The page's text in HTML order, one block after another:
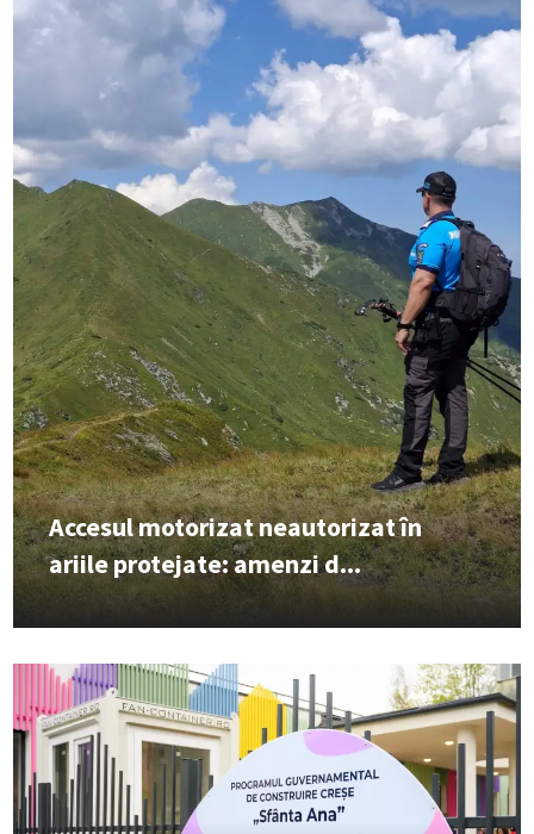
Accesul motorizat neautorizat în
ariile protejate: amenzi d...